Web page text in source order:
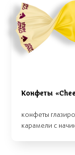
Конфеты
конфеты
карамели с